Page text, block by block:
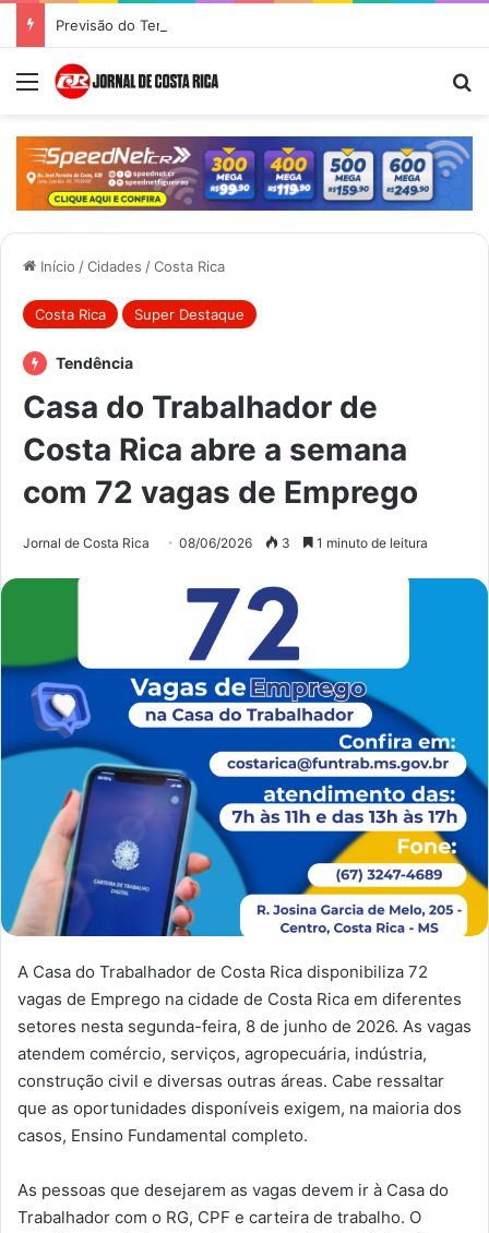
Previsão do Tempo para Costa Rica nesta quinta-feira (6)
Menu
Início /Cidades /Costa Rica
Costa Rica Super Destaque
Tendência
Casa do Trabalhador de
Costa Rica abre a semana
com 72 vagas de Emprego
Jornal de Costa Rica 08/06/2026 3 1 minuto de leitura
A Casa do Trabalhador de Costa Rica disponibiliza 72
vagas de Emprego na cidade de Costa Rica em diferentes
setores nesta segunda-feira, 8 de junho de 2026. As vagas
atendem comércio, serviços, agropecuária, indústria,
construção civil e diversas outras áreas. Cabe ressaltar
que as oportunidades disponíveis exigem, na maioria dos
casos, Ensino Fundamental completo.
As pessoas que desejarem as vagas devem ir à Casa do
Trabalhador com o RG, CPF e carteira de trabalho. O